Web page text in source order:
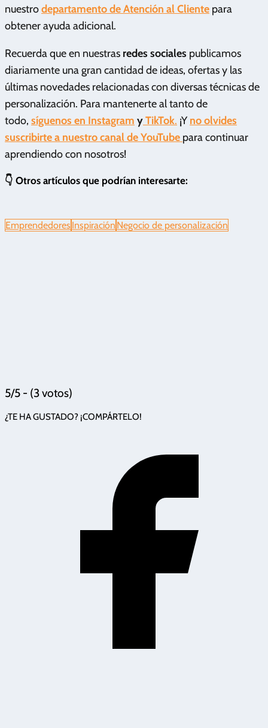
nuestrodepartamento de Atención al Cliente para
obtener ayuda adicional.
Recuerda que en nuestras redes sociales publicamos
diariamente una gran cantidad de ideas, ofertas y las
últimas novedades relacionadas con diversas técnicas de
personalización. Para mantenerte al tanto de
todo, síguenos en Instagram yTikTok. ¡Yno olvides
suscribirte a nuestro canal de YouTube para continuar
aprendiendo con nosotros!
👇 Otros artículos que podrían interesarte:
Emprendedores Inspiración Negocio de personalización
5/5 - (3 votos)
¿TE HA GUSTADO? ¡COMPÁRTELO!